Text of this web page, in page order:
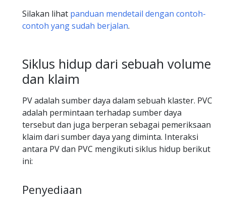
Silakan lihat panduan mendetail dengan contoh-
contoh yang sudah berjalan.
Siklus hidup dari sebuah volume
dan klaim
PV adalah sumber daya dalam sebuah klaster. PVC
adalah permintaan terhadap sumber daya
tersebut dan juga berperan sebagai pemeriksaan
klaim dari sumber daya yang diminta. Interaksi
antara PV dan PVC mengikuti siklus hidup berikut
ini:
Penyediaan